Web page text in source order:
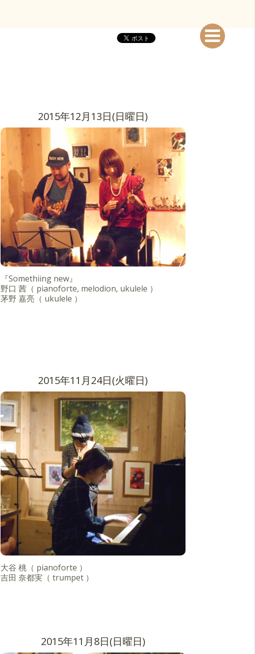
2015年12月13日(日曜日)
『Somethiing new』
野口 茜（ pianoforte, melodion, ukulele ）
茅野 嘉亮（ ukulele ）
2015年11月24日(火曜日)
大谷 桃（ pianoforte ）
吉田 奈都実（ trumpet ）
2015年11月8日(日曜日)